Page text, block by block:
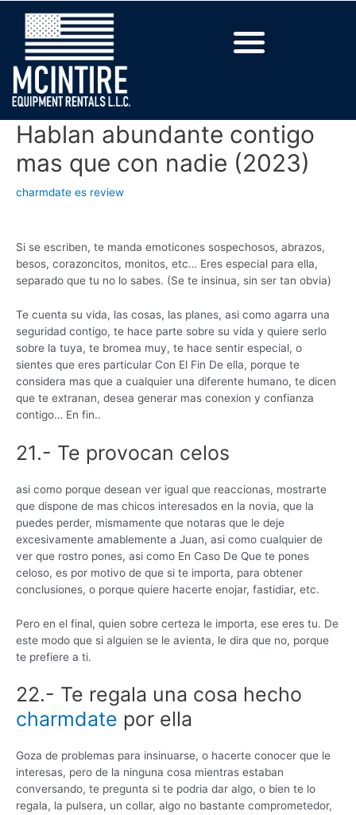
Hablan abundante contigo
mas que con nadie (2023)
charmdate es review
Si se escriben, te manda emoticones sospechosos, abrazos,
besos, corazoncitos, monitos, etc… Eres especial para ella,
separado que tu no lo sabes. (Se te insinua, sin ser tan obvia)
Te cuenta su vida, las cosas, las planes, asi­ como agarra una
seguridad contigo, te hace parte sobre su vida y quiere serlo
sobre la tuya, te bromea muy, te hace sentir especial, o
sientes que eres particular Con El Fin De ella, porque te
considera mas que a cualquier una diferente humano, te dicen
que te extranan, desea generar mas conexion y confianza
contigo… En fin..
21.- Te provocan celos
asi­ como porque desean ver igual que reaccionas, mostrarte
que dispone de mas chicos interesados en la novia, que la
puedes perder, mismamente que notaras que le deje
excesivamente amablemente a Juan, asi­ como cualquier de
ver que rostro pones, asi­ como En Caso De Que te pones
celoso, es por motivo de que si te importa, para obtener
conclusiones, o porque quiere hacerte enojar, fastidiar, etc.
Pero en el final, quien sobre certeza le importa, ese eres tu. De
este modo que si alguien se le avienta, le dira que no, porque
te prefiere a ti.
22.- Te regala una cosa hecho
charmdate por ella
Goza de problemas para insinuarse, o hacerte conocer que le
interesas, pero de la ninguna cosa mientras estaban
conversando, te pregunta si te podria dar algo, o bien te lo
regala, la pulsera, un collar, algo no bastante comprometedor,